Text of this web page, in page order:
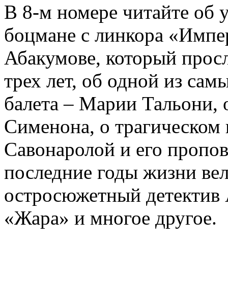
В 8-м номере читайте об
боцмане с линкора
Абакумове, который
трех лет, об одной из
балета – Марии
Сименона, о трагическом
Савонаролой и его
последние годы жизни
остросюжетный детектив
«Жара» и многое другое.